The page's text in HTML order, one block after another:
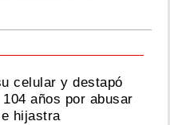
celular y destapó
años por abusar
hijastra